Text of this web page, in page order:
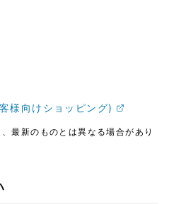
様向けショッピング)
最新のものとは異なる場合があり